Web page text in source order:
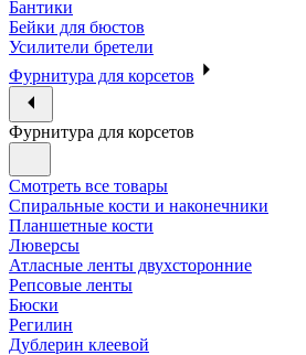
Бантики
Бейки для бюстов
Усилители бретели
Фурнитура для корсетов
Фурнитура для корсетов
Смотреть все товары
Спиральные кости и наконечники
Планшетные кости
Люверсы
Атласные ленты двухсторонние
Репсовые ленты
Бюски
Регилин
Дублерин клеевой